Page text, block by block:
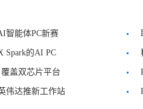
智能体PC新赛
Spark的AI PC
盖双芯片平台
新品
伟达推新工作站